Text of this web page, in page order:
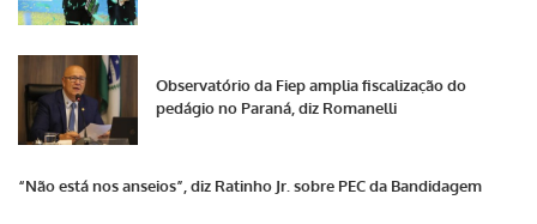
Observatório da Fiep amplia fiscalização do
pedágio no Paraná, diz Romanelli
“Não está nos anseios”, diz Ratinho Jr. sobre PEC da Bandidagem